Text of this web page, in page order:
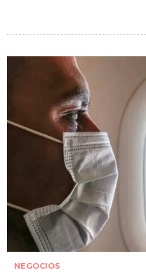
NEGOCIOS